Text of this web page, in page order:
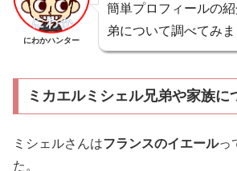
にわかハンター
簡単プロフィールの
弟について調べてみま
ミカエルミシェル兄弟や家族に
ミシェルさんはフランスのイエールっ
た。